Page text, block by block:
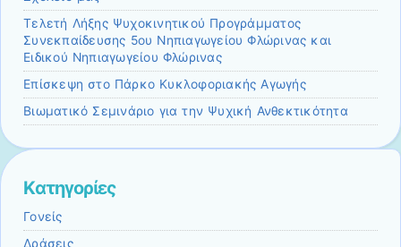
Τελετή Λήξης Ψυχοκινητικού Προγράμματος
Συνεκπαίδευσης 5ου Νηπιαγωγείου Φλώρινας και
Ειδικού Νηπιαγωγείου Φλώρινας
Επίσκεψη στο Πάρκο Κυκλοφοριακής Αγωγής
Βιωματικό Σεμινάριο για την Ψυχική Ανθεκτικότητα
Kατηγορίες
Γονείς
Δράσεις